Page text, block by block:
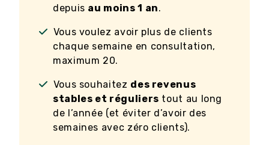
depuis au moins 1 an.
Vous voulez avoir plus de clients
chaque semaine en consultation,
maximum 20.
Vous souhaitez des revenus
stables et réguliers tout au long
de l’année (et éviter d’avoir des
semaines avec zéro clients).